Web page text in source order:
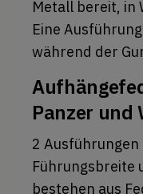
Metall bereit, in
Eine
während der
Panzer und
2
Führungsbreite
bestehen aus